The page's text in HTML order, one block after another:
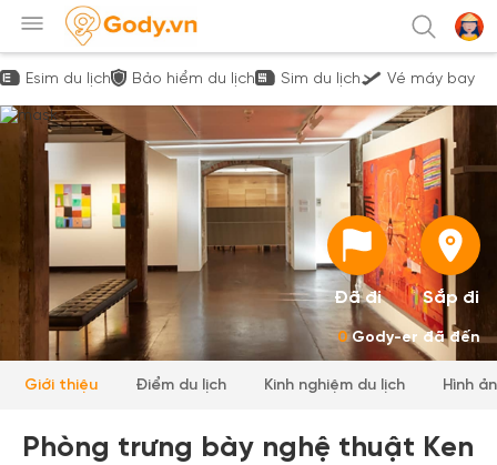
Esim du lịch Bảo hiểm du lịch Sim du lịch Vé máy bay
Đã đi Sắp đi
0Gody-er đã đến
Giới thiệu Điểm du lịch Kinh nghiệm du lịch Hình
Phòng trưng bày nghệ thuật Ken